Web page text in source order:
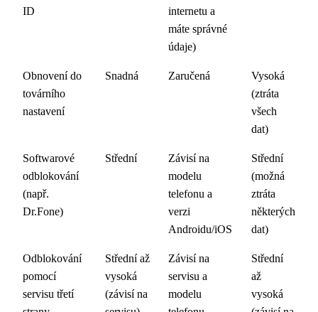
ID
internetu a
máte správné
údaje)
Obnovení do
továrního
nastavení
Snadná Zaručená
Vysoká
(ztráta
všech
dat)
Softwarové
odblokování
(např.
Dr.Fone)
Střední
Závisí na
modelu
telefonu a
verzi
Androidu/iOS
Střední
(možná
ztráta
některých
dat)
Odblokování
pomocí
servisu třetí
Střední až
vysoká
(závisí na
Závisí na
servisu a
modelu
Střední
až
vysoká